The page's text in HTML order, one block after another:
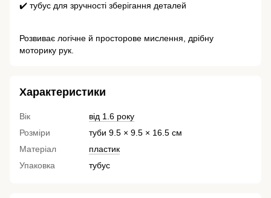
✔️ тубус для зручності зберігання деталей
Розвиває логічне й просторове мислення, дрібну
моторику рук.
Характеристики
Вік
від 1.6 року
Розміри
туби 9.5 × 9.5 × 16.5 см
Матеріал
пластик
Упаковка
тубус